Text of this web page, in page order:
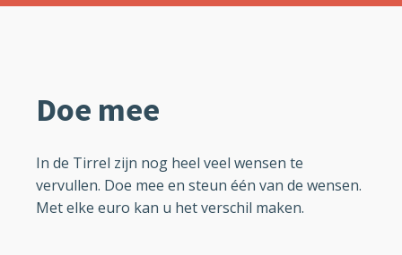
Doe mee
In de Tirrel zijn nog heel veel wensen te
vervullen. Doe mee en steun één van de wensen.
Met elke euro kan u het verschil maken.